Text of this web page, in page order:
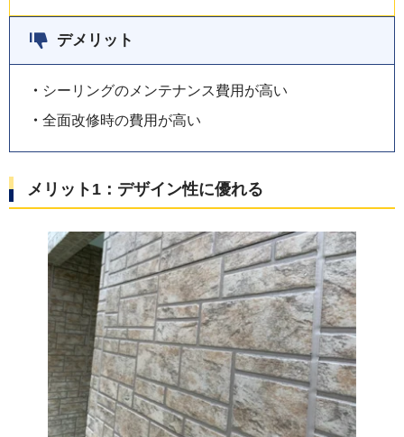
デメリット
シーリングのメンテナンス費用が高い
全面改修時の費用が高い
メリット1：デザイン性に優れる